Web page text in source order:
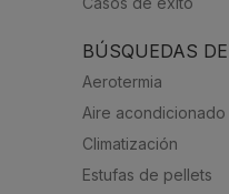
BÚSQUEDAS
Aerotermia
Aire acondicionado
Climatización
Estufas de pellets